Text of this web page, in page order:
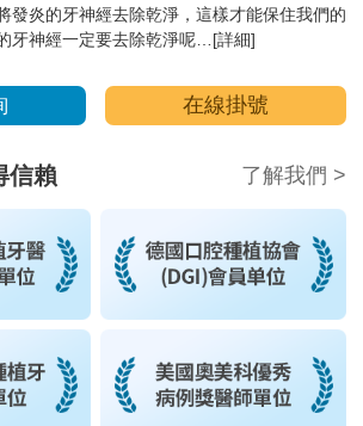
發炎的牙神經去除乾淨，這樣才能保住我們的
牙神經一定要去除乾淨呢… [詳細]
在線掛號
信賴 了解我們 >